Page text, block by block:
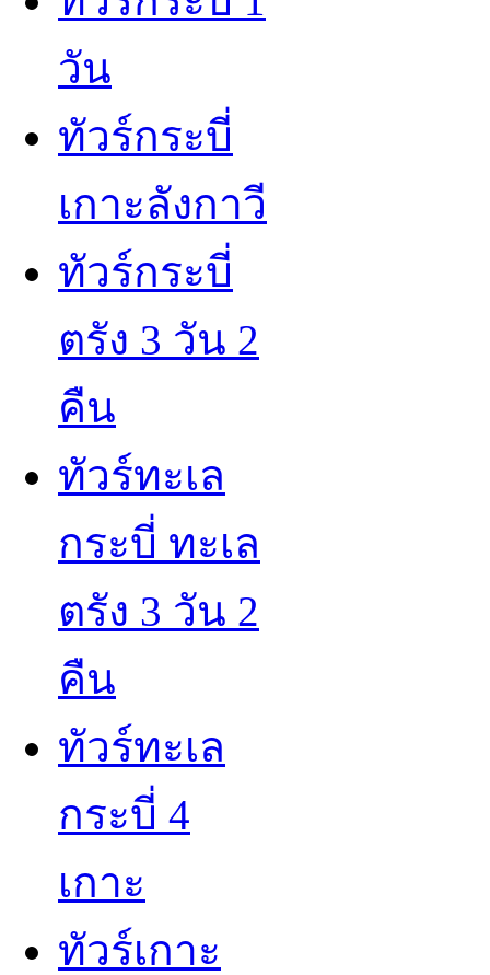
วัน
ทัวร์กระบี่
เกาะลังกาว
ทัวร์กระบี่
ตรัง 3 วัน 2
คืน
ทัวร์ทะเล
กระบี่ ทะเล
ตรัง 3 วัน 2
คืน
ทัวร์ทะเล
กระบี่ 4
เกาะ
ทัวร์เกาะ